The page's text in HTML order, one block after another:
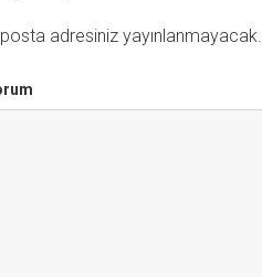
adresiniz yayınlanmayacak.